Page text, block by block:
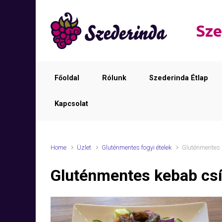
Főoldal Rólunk Szederinda Étlap
Kapcsolat
Home Üzlet Gluténmentes fogyi ételek
Gluténmentes kebab